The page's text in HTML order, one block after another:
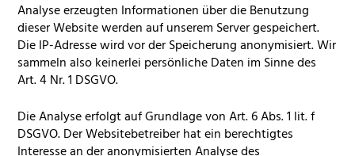
Analyse erzeugten Informationen über die Benutzung
dieser Website werden auf unserem Server gespeichert.
Die IP-Adresse wird vor der Speicherung anonymisiert. Wir
sammeln also keinerlei persönliche Daten im Sinne des
Art. 4 Nr. 1 DSGVO.
Die Analyse erfolgt auf Grundlage von Art. 6 Abs. 1 lit. f
DSGVO. Der Websitebetreiber hat ein berechtigtes